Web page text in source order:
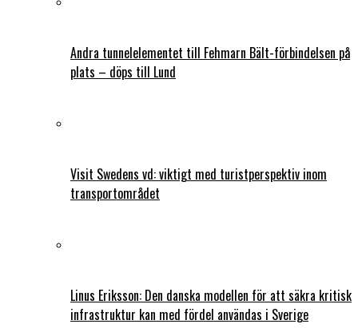
Andra tunnelelementet till Fehmarn Bält-förbindelsen på
plats – döps till Lund
Visit Swedens vd: viktigt med turistperspektiv inom
transportområdet
Linus Eriksson: Den danska modellen för att säkra kritisk
infrastruktur kan med fördel användas i Sverige